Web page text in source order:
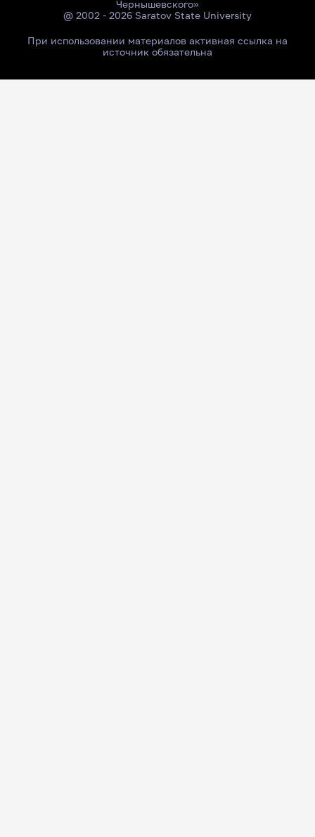
Чернышевского»
@ 2002 - 2026 Saratov State University
При использовании материалов активная ссылка на
источник обязательна